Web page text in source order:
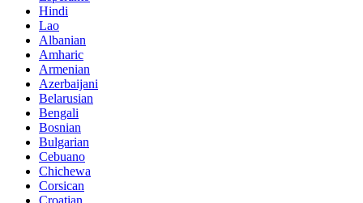
Hindi
Lao
Albanian
Amharic
Armenian
Azerbaijani
Belarusian
Bengali
Bosnian
Bulgarian
Cebuano
Chichewa
Corsican